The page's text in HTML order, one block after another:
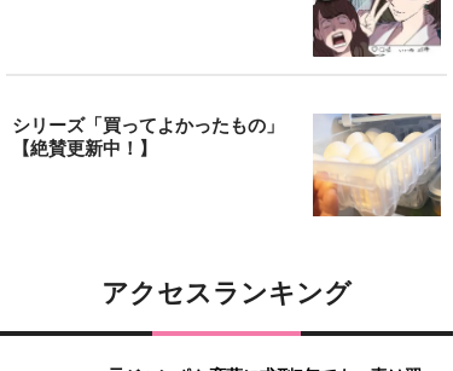
シリーズ「買ってよかったもの」
【絶賛更新中！】
アクセスランキング